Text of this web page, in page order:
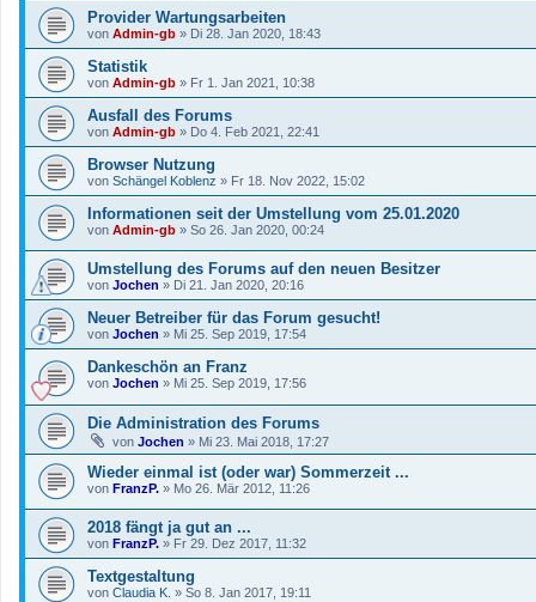
Provider Wartungsarbeiten
von Admin-gb » Di 28. Jan 2020, 18:43
Statistik
von Admin-gb » Fr 1. Jan 2021, 10:38
Ausfall des Forums
von Admin-gb » Do 4. Feb 2021, 22:41
Browser Nutzung
von Schängel Koblenz » Fr 18. Nov 2022, 15:02
Informationen seit der Umstellung vom 25.01.2020
von Admin-gb » So 26. Jan 2020, 00:24
Umstellung des Forums auf den neuen Besitzer
von Jochen » Di 21. Jan 2020, 20:16
Neuer Betreiber für das Forum gesucht!
von Jochen » Mi 25. Sep 2019, 17:54
Dankeschön an Franz
von Jochen » Mi 25. Sep 2019, 17:56
Die Administration des Forums
von Jochen » Mi 23. Mai 2018, 17:27
Wieder einmal ist (oder war) Sommerzeit ...
von FranzP. » Mo 26. Mär 2012, 11:26
2018 fängt ja gut an ...
von FranzP. » Fr 29. Dez 2017, 11:32
Textgestaltung
von Claudia K. » So 8. Jan 2017, 19:11